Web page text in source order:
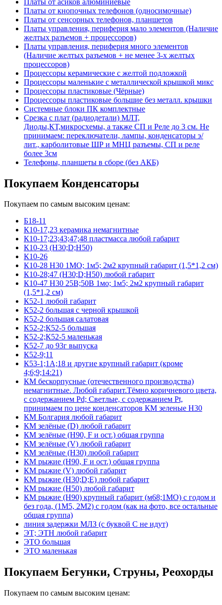
Платы от кнопочных телефонов (односимочные)
Платы от сенсорных телефонов, планшетов
Платы управления, периферия мало элементов (Наличие
желтых разъемов + процессоров)
Платы управления, периферия много элементов
(Наличие желтых разъемов + не менее 3-х желтых
процессоров)
Процессоры керамические с желтой подложкой
Процессоры маленькие с металлической крышкой микс
Процессоры пластиковые (Чёрные)
Процессоры пластиковые большие без металл. крышки
Системные блоки ПК комплектные
Срезка с плат (радиодетали) МЛТ,
Диоды,КТ,микросхемы, а также СП и Реле до 3 см. Не
принимаем: переключатели, лампы, конденсаторы э/
лит., карболитовые ШР и МНЦ разъемы, СП и реле
более 3см
Телефоны, планшеты в сборе (без АКБ)
Покупаем Конденсаторы
Покупаем по самым высоким ценам:
Б18-11
К10-17,23 керамика немагнитные
К10-17;23;43;47;48 пластмасса любой габарит
К10-23 (Н30;D;Н50)
К10-26
К10-28 Н30 1МО; 1м5; 2м2 крупный габарит (1,5*1,2 см)
К10-28;47 (Н30;D;Н50) любой габарит
К10-47 Н30 25В;50В 1мо; 1м5; 2м2 крупный габарит
(1,5*1,2 см)
К52-1 любой габарит
К52-2 большая с черной крышкой
К52-2 большая салатовая
К52-2;К52-5 большая
К52-2;К52-5 маленькая
К52-7 до 93г выпуска
К52-9;11
К53-1;1А;18 и другие крупный габарит (кроме
4;6;9;14:21)
КМ бескорпусные (отечественного производства)
немагнитные. Любой габарит.Тёмно коричневого цвета,
с содержанием Pd; Светлые, с содержанием Pt,
принимаем по цене конденсаторов КМ зеленые Н30
КМ Болгария любой габарит
КМ зелёные (D) любой габарит
КМ зелёные (H90, F и ост.) общая группа
КМ зелёные (V) любой габарит
КМ зелёные (Н30) любой габарит
КМ рыжие (H90, F и ост.) общая группа
КМ рыжие (V) любой габарит
КМ рыжие (Н30;D;E) любой габарит
КМ рыжие (Н50) любой габарит
КМ рыжие (Н90) крупный габарит (м68;1МО) с годом и
без года, (1М5, 2М2) с годом (как на фото, все остальные
общая группа)
линия задержки МЛЗ (с буквой С не идут)
ЭТ; ЭТН любой габарит
ЭТО большая
ЭТО маленькая
Покупаем Бегунки, Струны, Реохорды
Покупаем по самым высоким ценам: